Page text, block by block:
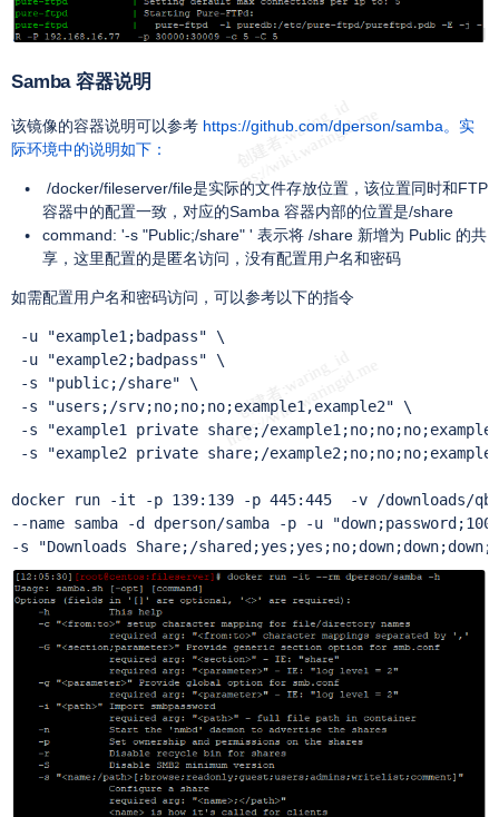
Samba 容器说明
该镜像的容器说明可以参考 https://github.com/dperson/samba。实
际环境中的说明如下：
/docker/fileserver/file是实际的文件存放位置，该位置同时和FTP
容器中的配置一致，对应的Samba 容器内部的位置是/share
command: '-s "Public;/share" ' 表示将 /share 新增为 Public 的共
享，这里配置的是匿名访问，没有配置用户名和密码
如需配置用户名和密码访问，可以参考以下的指令
-u "example1;badpass" \
-u "example2;badpass" \
-s "public;/share" \
-s "users;/srv;no;no;no;example1,example2" \
-s "example1 private share;/
-s "example2 private share;/
docker run -it -p 139:139 -p 445:445  -v /downloads/
--name samba -d dperson/samba -p -u
-s "Downloads Share;/